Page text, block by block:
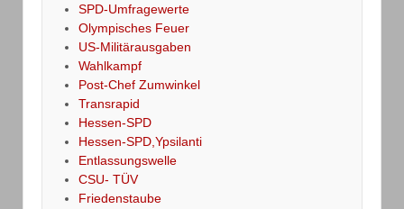
SPD-Umfragewerte
Olympisches Feuer
US-Militärausgaben
Wahlkampf
Post-Chef Zumwinkel
Transrapid
Hessen-SPD
Hessen-SPD,Ypsilanti
Entlassungswelle
CSU- TÜV
Friedenstaube